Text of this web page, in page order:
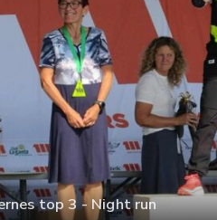
top 3 - Night run